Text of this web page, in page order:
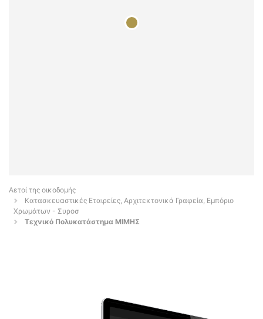
Αετοί της οικοδομής
Κατασκευαστικές Εταιρείες, Αρχιτεκτονικά Γραφεία, Εμπόριο
Χρωμάτων - Συροσ
Τεχνικό Πολυκατάστημα ΜΙΜΗΣ